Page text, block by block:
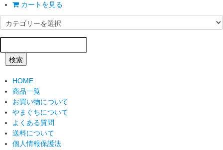
カートを見る
検索
HOME
商品一覧
お買い物について
やまぐちについて
よくある質問
送料について
個人情報保護法